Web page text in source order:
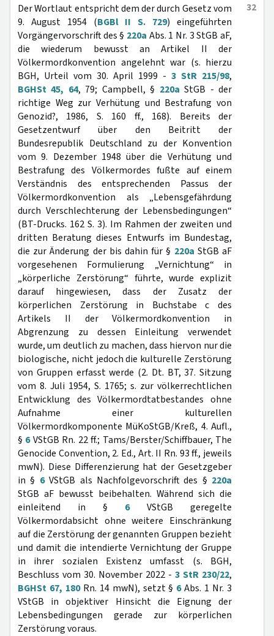
32
Der Wortlaut entspricht dem der durch Gesetz vom
9. August 1954 (BGBl II S. 729) eingeführten
Vorgängervorschrift des § 220a Abs. 1 Nr. 3 StGB aF,
die wiederum bewusst an Artikel II der
Völkermordkonvention angelehnt war (s. hierzu
BGH, Urteil vom 30. April 1999 - 3 StR 215/98,
BGHSt 45, 64, 79; Campbell, § 220a StGB - der
richtige Weg zur Verhütung und Bestrafung von
Genozid?, 1986, S. 160 ff., 168). Bereits der
Gesetzentwurf über den Beitritt der
Bundesrepublik Deutschland zu der Konvention
vom 9. Dezember 1948 über die Verhütung und
Bestrafung des Völkermordes fußte auf einem
Verständnis des entsprechenden Passus der
Völkermordkonvention als „Lebensgefährdung
durch Verschlechterung der Lebensbedingungen“
(BT-Drucks. 162 S. 3). Im Rahmen der zweiten und
dritten Beratung dieses Entwurfs im Bundestag,
die zur Änderung der bis dahin für § 220a StGB aF
vorgesehenen Formulierung „Vernichtung“ in
„körperliche Zerstörung“ führte, wurde explizit
darauf hingewiesen, dass der Zusatz der
körperlichen Zerstörung in Buchstabe c des
Artikels II der Völkermordkonvention in
Abgrenzung zu dessen Einleitung verwendet
wurde, um deutlich zu machen, dass hiervon nur die
biologische, nicht jedoch die kulturelle Zerstörung
von Gruppen erfasst werde (2. Dt. BT, 37. Sitzung
vom 8. Juli 1954, S. 1765; s. zur völkerrechtlichen
Entwicklung des Völkermordtatbestandes ohne
Aufnahme einer kulturellen
Völkermordkomponente MüKoStGB/Kreß, 4. Aufl.,
§ 6VStGB Rn. 22 ff.; Tams/Berster/Schiffbauer, The
Genocide Convention, 2. Ed., Art. II Rn. 93 ff., jeweils
mwN). Diese Differenzierung hat der Gesetzgeber
in § 6VStGB als Nachfolgevorschrift des § 220a
StGB aF bewusst beibehalten. Während sich die
einleitend in § 6VStGB geregelte
Völkermordabsicht ohne weitere Einschränkung
auf die Zerstörung der genannten Gruppen bezieht
und damit die intendierte Vernichtung der Gruppe
in ihrer sozialen Existenz umfasst (s. BGH,
Beschluss vom 30. November 2022 - 3 StR 230/22,
BGHSt 67, 180Rn. 14 mwN), setzt § 6Abs. 1 Nr. 3
VStGB in objektiver Hinsicht die Eignung der
Lebensbedingungen gerade zur körperlichen
Zerstörung voraus.